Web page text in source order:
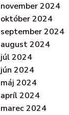
november 2024
október 2024
september 2024
august 2024
júl 2024
jún 2024
máj 2024
apríl 2024
marec 2024